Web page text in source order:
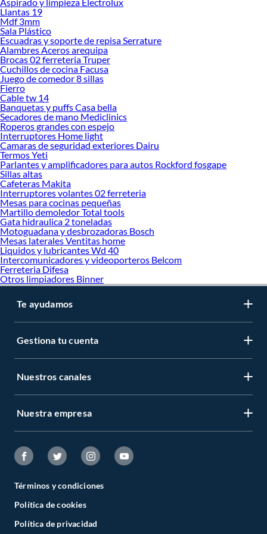
opciones disponibles. Descubre cuál se adapta mejor a ti y conoce más sobre sus
beneficios para tu día a día.
Explora nuestras colecciones disponibles y encuentra las herramientas y
equipos mecánicos que cumplan con tus expectativas. Elegir correctamente te
permitirá trabajar con eficiencia y mantener la calidad que necesitas en cada
proyecto.
Complementa tu compra con estos productos:
Galonera
Embudo para gasolina
Gata para auto
Herramientas Manuales para autos
Herramientas Mecánicas para autos
Herramientas neumáticas para autos
Llave de ruedas
Pulidor para auto
Scanner automotriz
Automotriz
Accesorios para autos
Accesorios para Motos
Audio y video para autos
Autopartes y repuestos de carros
Limpieza para Autos
Lubricantes automotrices
Motocicletas
Aros para autos
Vehículos
Llantas 19
Mdf 3mm
Sala Plástico
Escuadras y soporte de repisa Serrature
Alambres Aceros arequipa
Brocas 02 ferreteria Truper
Cuchillos de cocina Facusa
Juego de comedor 8 sillas
Fierro
Cable tw 14
Banquetas y puffs Casa bella
Secadores de mano Mediclinics
Roperos grandes con espejo
Interruptores Home light
Camaras de seguridad exteriores Dairu
Termos Yeti
Parlantes y amplificadores para autos Rockford fosgape
Sillas altas
Cafeteras Makita
Interruptores volantes 02 ferreteria
Mesas para cocinas pequeñas
Martillo demoledor Total tools
Gata hidraulica 2 toneladas
Motoguadana y desbrozadoras Bosch
Mesas laterales Ventitas home
Liquidos y lubricantes Wd 40
Intercomunicadores y videoporteros Belcom
Ferreteria Difesa
Otros limpiadores Binner
Te ayudamos
Gestiona tu cuenta
Nuestros canales
Nuestra empresa
Términos y condiciones
Política de cookies
Política de privacidad